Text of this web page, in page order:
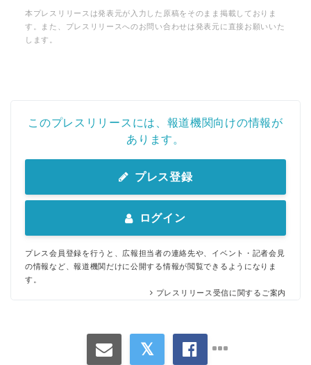
本プレスリリースは発表元が入力した原稿をそのまま掲載しておりま
す。また、プレスリリースへのお問い合わせは発表元に直接お願いいた
します。
このプレスリリースには、報道機関向けの情報が
あります。
プレス登録
ログイン
プレス会員登録を行うと、広報担当者の連絡先や、イベント・記者会見
の情報など、報道機関だけに公開する情報が閲覧できるようになりま
す。
プレスリリース受信に関するご案内
Japanese